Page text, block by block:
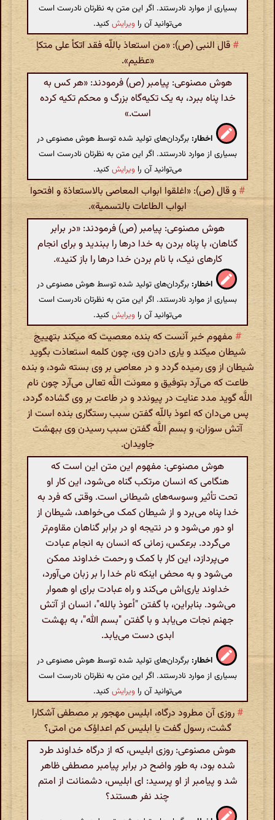
بسیاری از موارد نادرستند. اگر این متن به نظرتان نادرست است
می‌توانید آن را ویرایشکنید.
#قال النبی (ص): «من استعاذ باللّه فقد اتکأ علی متکإ
«عظیم».
هوش مصنوعی: پیامبر (ص) فرمودند: «هر کس به
خدا پناه ببرد، به یک تکیه‌گاه بزرگ و محکم تکیه کرده
است.»
اخطار: برگردان‌های تولید شده توسط هوش مصنوعی در
بسیاری از موارد نادرستند. اگر این متن به نظرتان نادرست است
می‌توانید آن را ویرایشکنید.
# و قال (ص): «اغلقوا ابواب المعاصی بالاستعاذة و افتحوا
ابواب الطاعات بالتسمیة».
هوش مصنوعی: پیامبر (ص) فرمودند: «در برابر
گناهان، با پناه بردن به خدا درها را ببندید و برای انجام
کارهای نیک، با نام بردن خدا درها را باز کنید».
اخطار: برگردان‌های تولید شده توسط هوش مصنوعی در
بسیاری از موارد نادرستند. اگر این متن به نظرتان نادرست است
می‌توانید آن را ویرایشکنید.
# مفهوم خبر آنست که بنده معصیت که میکند بتهییج
شیطان میکند و یاری دادن وی، چون کلمه استعاذت بگوید
شیطان از وی رمیده گردد و در معاصی بر وی بسته شود، و بنده
طاعت که می‌آرد بتوفیق و معونت اللَّه تعالی می‌آرد چون نام
اللَّه گوید مدد عنایت در پیوندد و در طاعت بر وی گشاده گردد،
پس می‌دان که اعوذ باللّه گفتن سبب رستگاری بنده است از
آتش سوزان، و بسم اللَّه گفتن سبب رسیدن وی ببهشت
جاویدان.
هوش مصنوعی: مفهوم این متن این است که
هنگامی که انسان مرتکب گناه می‌شود، این کار او
تحت تأثیر وسوسه‌های شیطانی است. وقتی که فرد به
خدا پناه می‌برد و از شیطان کمک می‌خواهد، شیطان از
او دور می‌شود و در نتیجه او در برابر گناهان مقاوم‌تر
می‌گردد. برعکس، زمانی که انسان به انجام عبادت
می‌پردازد، این کار با کمک و رحمت خداوند ممکن
می‌شود و به محض اینکه نام خدا را بر زبان می‌آورد،
خداوند یاری‌اش می‌کند و راه عبادت برای او هموار
می‌شود. بنابراین، با گفتن "أعوذ بالله"، انسان از آتش
جهنم نجات می‌یابد و با گفتن "بسم الله"، به بهشت
ابدی دست می‌یابد.
اخطار: برگردان‌های تولید شده توسط هوش مصنوعی در
بسیاری از موارد نادرستند. اگر این متن به نظرتان نادرست است
می‌توانید آن را ویرایشکنید.
# روزی آن مطرود درگاه، ابلیس مهجور بر مصطفی آشکارا
گشت، رسول گفت یا ابلیس کم اعداؤک من امتی؟
هوش مصنوعی: روزی ابلیس، که از درگاه خداوند طرد
شده بود، به طور واضح در برابر پیامبر مصطفی ظاهر
شد و پیامبر از او پرسید: ای ابلیس، دشمنانت از امتم
چند نفر هستند؟